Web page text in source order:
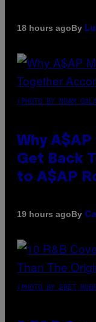
18 hours agoBy
(PHOTO BY NOAM
Why
Get Back
to A$AP
19 hours agoBy
(PHOTO BY EBET